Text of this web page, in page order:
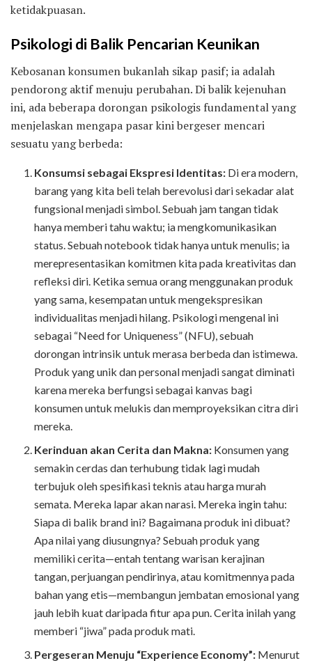
ketidakpuasan.
Psikologi di Balik Pencarian Keunikan
Kebosanan konsumen bukanlah sikap pasif; ia adalah
pendorong aktif menuju perubahan. Di balik kejenuhan
ini, ada beberapa dorongan psikologis fundamental yang
menjelaskan mengapa pasar kini bergeser mencari
sesuatu yang berbeda:
Konsumsi sebagai Ekspresi Identitas: Di era modern,
barang yang kita beli telah berevolusi dari sekadar alat
fungsional menjadi simbol. Sebuah jam tangan tidak
hanya memberi tahu waktu; ia mengkomunikasikan
status. Sebuah notebook tidak hanya untuk menulis; ia
merepresentasikan komitmen kita pada kreativitas dan
refleksi diri. Ketika semua orang menggunakan produk
yang sama, kesempatan untuk mengekspresikan
individualitas menjadi hilang. Psikologi mengenal ini
sebagai “Need for Uniqueness” (NFU), sebuah
dorongan intrinsik untuk merasa berbeda dan istimewa.
Produk yang unik dan personal menjadi sangat diminati
karena mereka berfungsi sebagai kanvas bagi
konsumen untuk melukis dan memproyeksikan citra diri
mereka.
Kerinduan akan Cerita dan Makna: Konsumen yang
semakin cerdas dan terhubung tidak lagi mudah
terbujuk oleh spesifikasi teknis atau harga murah
semata. Mereka lapar akan narasi. Mereka ingin tahu:
Siapa di balik brand ini? Bagaimana produk ini dibuat?
Apa nilai yang diusungnya? Sebuah produk yang
memiliki cerita—entah tentang warisan kerajinan
tangan, perjuangan pendirinya, atau komitmennya pada
bahan yang etis—membangun jembatan emosional yang
jauh lebih kuat daripada fitur apa pun. Cerita inilah yang
memberi “jiwa” pada produk mati.
Pergeseran Menuju “Experience Economy”: Menurut